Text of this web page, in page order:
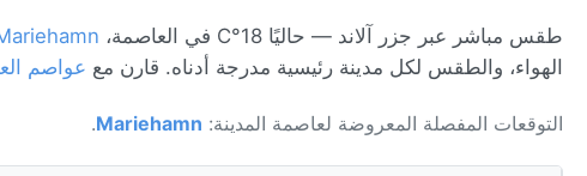
طقس مباشر عبر جزر آلاند — حاليًا 18°C في العاصمة،
الهواء، والطقس لكل مدينة رئيسية مدرجة أدناه. قارن مع عواصم
التوقعات المفصلة المعروضة لعاصمة المدينة: Mariehamn
.